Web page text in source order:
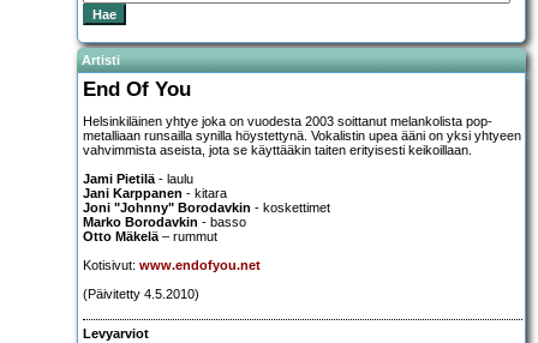
Artisti
End Of You
Helsinkiläinen yhtye joka on vuodesta 2003 soittanut melankolista pop-
metalliaan runsailla synilla höystettynä. Vokalistin upea ääni on yksi yhtyeen
vahvimmista aseista, jota se käyttääkin taiten erityisesti keikoillaan.
Jami Pietilä - laulu
Jani Karppanen - kitara
Joni "Johnny" Borodavkin - koskettimet
Marko Borodavkin - basso
Otto Mäkelä – rummut
Kotisivut: www.endofyou.net
(Päivitetty 4.5.2010)
Levyarviot